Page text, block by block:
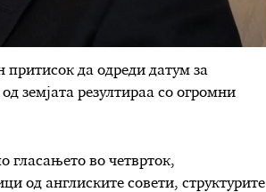
притисок да одреди датум за
земјата резултираа со огромни
гласањето во четврток,
од англиските совети, структурите